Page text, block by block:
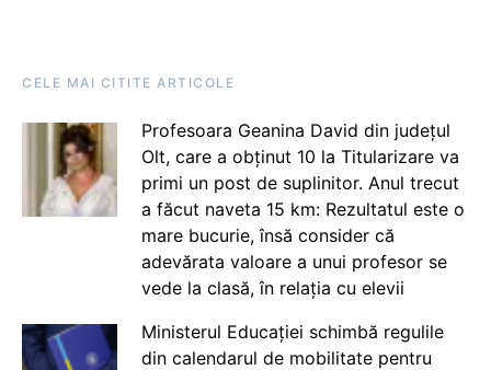
CELE MAI CITITE ARTICOLE
Profesoara Geanina David din județul
Olt, care a obținut 10 la Titularizare va
primi un post de suplinitor. Anul trecut
a făcut naveta 15 km: Rezultatul este o
mare bucurie, însă consider că
adevărata valoare a unui profesor se
vede la clasă, în relația cu elevii
Ministerul Educației schimbă regulile
din calendarul de mobilitate pentru